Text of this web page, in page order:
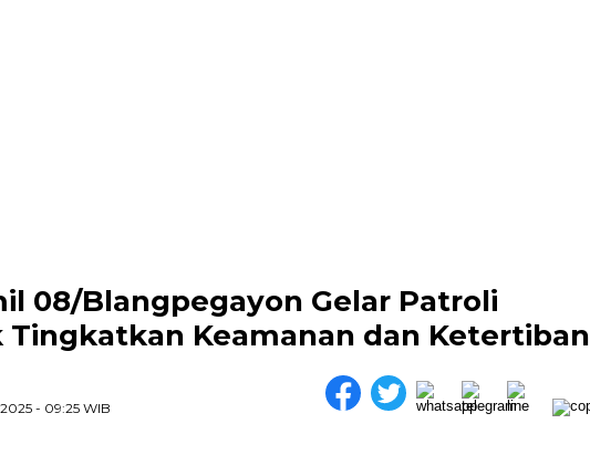
08/Blangpegayon Gelar Patroli
Keamanan dan Ketertiban
- 09:25 WIB